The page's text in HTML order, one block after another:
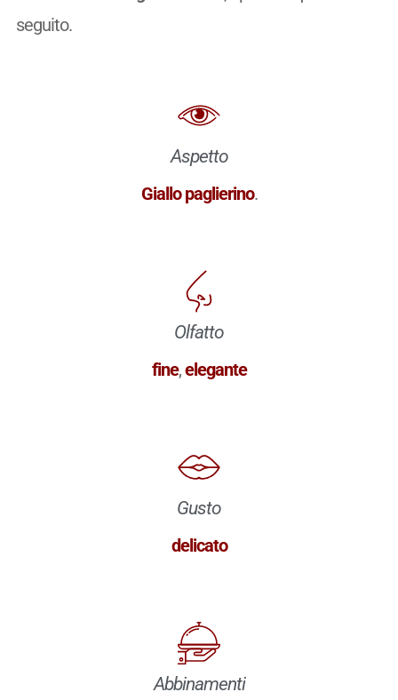
seguito.
Aspetto
Giallo paglierino.
Olfatto
fine,elegante
Gusto
delicato
Abbinamenti